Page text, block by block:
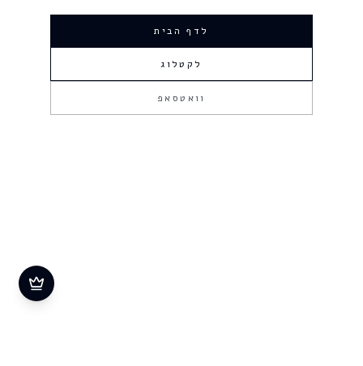
לדף הבית
לקטלוג
וואטסאפ